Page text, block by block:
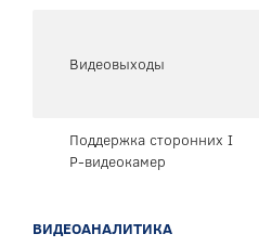
Видеовыходы
Поддержка сторонних I
P-видеокамер
ВИДЕОАНАЛИТИКА